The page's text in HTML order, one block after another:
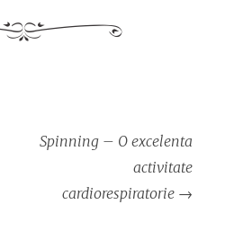
Spinning – O excelenta
activitate
cardiorespiratorie →